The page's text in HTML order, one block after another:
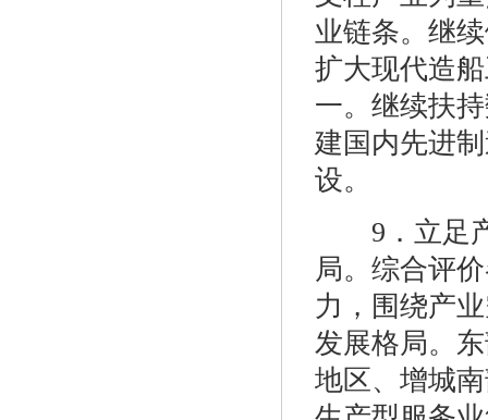
业链条。继
扩大现代造
一。继续扶
建国内先进
设。
9．立足产
局。综合评
力，围绕产
发展格局。
地区、增城